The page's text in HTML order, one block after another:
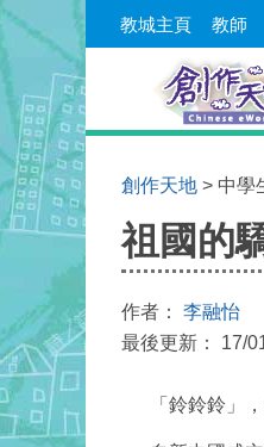
教城主頁 教師
創作天地 > 中學
祖國的
作者： 李融怡
最後更新： 17/
「鈴鈴鈴」，